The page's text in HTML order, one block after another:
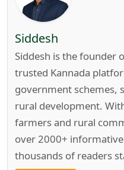
Siddesh
Siddesh is the founder
trusted Kannada
government schemes,
rural development.
farmers and rural
over 2000+
thousands of readers